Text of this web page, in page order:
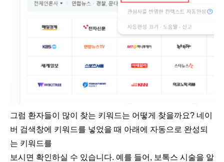
그럼 환자들이 많이 찾는 키워드는 어떻게 찾을까요? 네이
버 검색창에 키워드를 넣었을 때 아래에 자동으로 완성되
는 키워드를
보시면 확인하실 수 있습니다. 예를 들어, 보톡스 시술을 알